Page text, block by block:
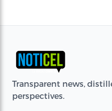
Transparent news,
perspectives.